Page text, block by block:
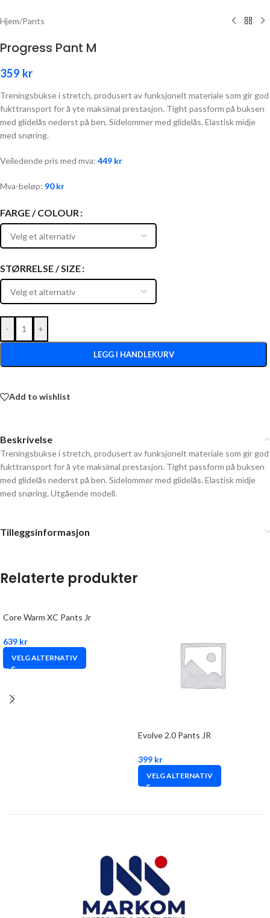
Hjem/Pants
Progress Pant M
359 kr
Treningsbukse i stretch, produsert av funksjonelt materiale som gir god
fukttransport for å yte maksimal prestasjon. Tight passform på buksen
med glidelås nederst på ben. Sidelommer med glidelås. Elastisk midje
med snøring.
Veiledende pris med mva: 449 kr
Mva-beløp: 90kr
FARGE / COLOUR
STØRRELSE / SIZE
- +
LEGG I HANDLEKURV
Add to wishlist
Beskrivelse
Treningsbukse i stretch, produsert av funksjonelt materiale som gir god
fukttransport for å yte maksimal prestasjon. Tight passform på buksen
med glidelås nederst på ben. Sidelommer med glidelås. Elastisk midje
med snøring. Utgående modell.
Tilleggsinformasjon
Relaterte produkter
Core Warm XC Pants Jr
639 kr
VELG ALTERNATIV
Evolve 2.0 Pants JR
399 kr
VELG ALTERNATIV